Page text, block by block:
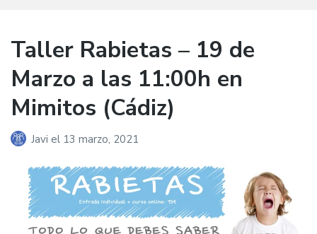
Taller Rabietas – 19 de
Marzo a las 11:00h en
Mimitos (Cádiz)
Javi el 13 marzo, 2021